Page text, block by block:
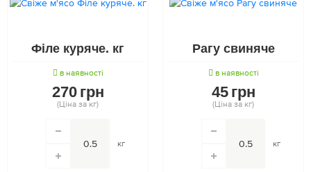
Філе куряче. кг
в наявності
270 грн
(Ціна за кг)
кг
Рагу свиняче
в наявності
45 грн
(Ціна за кг)
кг